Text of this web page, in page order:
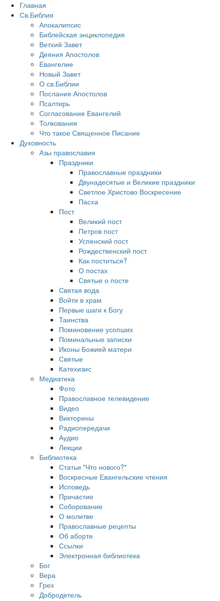
Главная
Св.Библия
Апокалипсис
Библейская энциклопедия
Ветхий Завет
Деяния Апостолов
Евангелие
Новый Завет
О св.Библии
Послания Апостолов
Псалтирь
Согласование Евангелий
Толкования
Что такое Священное Писание
Духовность
Азы православия
Праздники
Православные праздники
Двунадесятые и Великие праздники
Светлое Христово Воскресение
Пасха
Пост
Великий пост
Петров пост
Успенский пост
Рождественский пост
Как поститься?
О постах
Святые о посте
Святая вода
Войти в храм
Первые шаги к Богу
Таинства
Поминовение усопших
Поминальные записки
Иконы Божией матери
Святые
Катехизис
Медиатека
Фото
Православное телевидение
Видео
Викторины
Радиопередачи
Аудио
Лекции
Библиотека
Статьи "Что нового?"
Воскресные Евангельские чтения
Исповедь
Причастие
Соборование
О молитве
Православные рецепты
Об аборте
Ссылки
Электронная библиотека
Бог
Вера
Грех
Добродетель